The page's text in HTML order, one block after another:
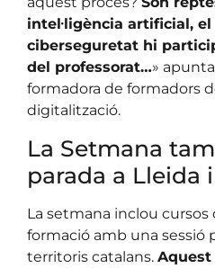
intel·ligència artificial,
ciberseguretat hi
del professorat…»
formadora de formadors
digitalització.
La Setmana
parada a Lleida
La setmana inclou
formació amb una sessió
territoris catalans.